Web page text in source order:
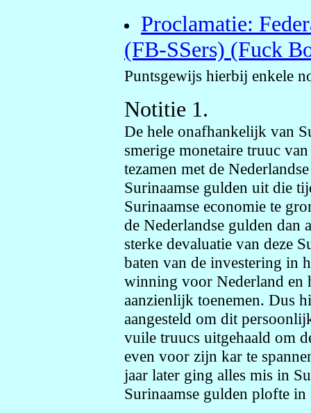
Proclamatie:
(FB-SSers) (Fuck
Puntsgewijs hierbij enkele
Notitie 1.
De hele onafhankelijk van
smerige monetaire truuc
tezamen met de
Surinaamse gulden uit die
Surinaamse economie te
de Nederlandse gulden dan
sterke devaluatie van deze
baten van de investering in
winning voor Nederland en
aanzienlijk toenemen. Dus
aangesteld om dit
vuile truucs uitgehaald om
even voor zijn kar te
jaar later ging alles mis in
Surinaamse gulden plofte in